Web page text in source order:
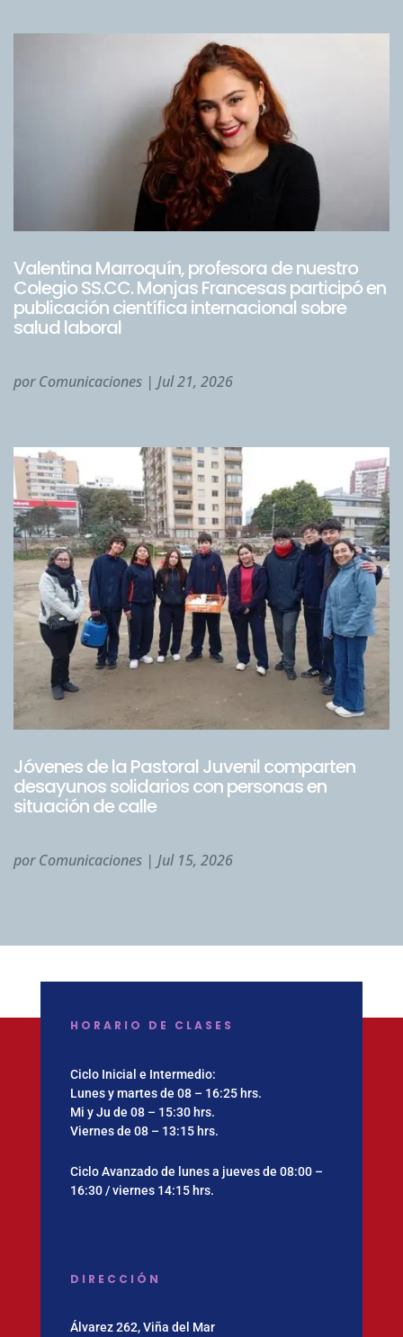
Valentina Marroquín, profesora de nuestro
Colegio SS.CC. Monjas Francesas participó en
publicación científica internacional sobre
salud laboral
porComunicaciones | Jul 21, 2026
Jóvenes de la Pastoral Juvenil comparten
desayunos solidarios con personas en
situación de calle
porComunicaciones | Jul 15, 2026
HORARIO DE CLASES
Ciclo Inicial e Intermedio:
Lunes y martes de 08 – 16:25 hrs.
Mi y Ju de 08 – 15:30 hrs.
Viernes de 08 – 13:15 hrs.
Ciclo Avanzado de lunes a jueves de 08:00 –
16:30 / viernes 14:15 hrs.
DIRECCIÓN
Álvarez 262, Viña del Mar